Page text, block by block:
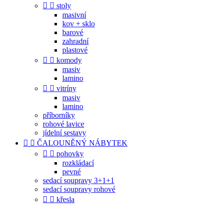
  stoly
masivní
kov + sklo
barové
zahradní
plastové
  komody
masiv
lamino
  vitríny
masiv
lamino
příborníky
rohové lavice
jídelní sestavy
  ČALOUNĚNÝ NÁBYTEK
  pohovky
rozkládací
pevné
sedací soupravy 3+1+1
sedací soupravy rohové
  křesla